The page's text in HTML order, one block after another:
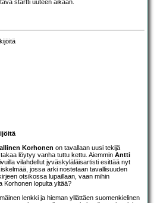
startti uuteen aikaan.
Korhonen on tavallaan uusi tekijä
löytyy vanha tuttu kettu. Aiemmin Antti
vilahdellut jyväskyläläisartisti esittää nyt
jossa arki nostetaan tavallisuuden
otsikossa lupaillaan, vaan mihin
Korhonen lopulta yltää?
lenkki ja hieman yllättäen suomenkielinen